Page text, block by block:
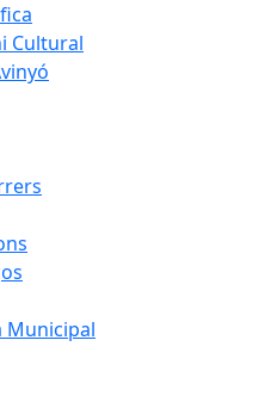
Cultural
Municipal